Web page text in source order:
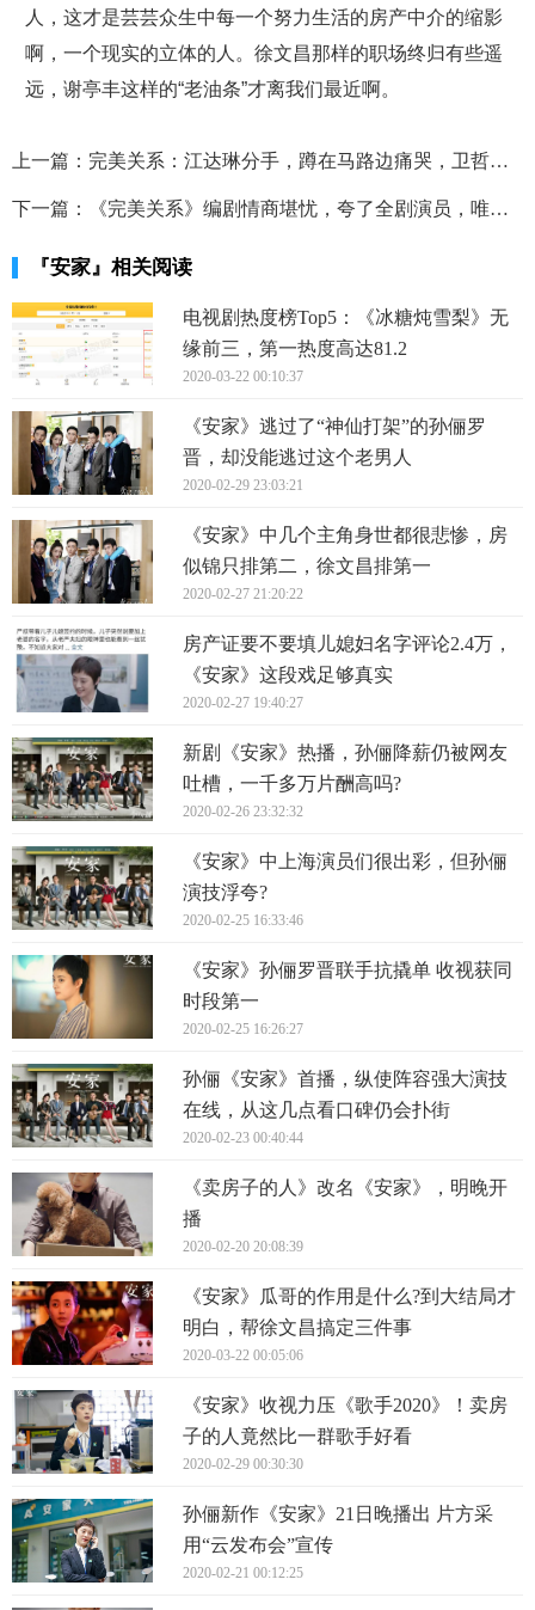
人，这才是芸芸众生中每一个努力生活的房产中介的缩影
啊，一个现实的立体的人。徐文昌那样的职场终归有些遥
远，谢亭丰这样的“老油条”才离我们最近啊。
上一篇： 完美关系：江达琳分手，蹲在马路边痛哭，卫哲赶到拥吻：去我家吧
下一篇： 《完美关系》编剧情商堪忧，夸了全剧演员，唯独漏了佟丽娅
『安家』相关阅读
电视剧热度榜Top5：《冰糖炖雪梨》无
缘前三，第一热度高达81.2
2020-03-22 00:10:37
《安家》逃过了“神仙打架”的孙俪罗
晋，却没能逃过这个老男人
2020-02-29 23:03:21
《安家》中几个主角身世都很悲惨，房
似锦只排第二，徐文昌排第一
2020-02-27 21:20:22
房产证要不要填儿媳妇名字评论2.4万，
《安家》这段戏足够真实
2020-02-27 19:40:27
新剧《安家》热播，孙俪降薪仍被网友
吐槽，一千多万片酬高吗?
2020-02-26 23:32:32
《安家》中上海演员们很出彩，但孙俪
演技浮夸?
2020-02-25 16:33:46
《安家》孙俪罗晋联手抗撬单 收视获同
时段第一
2020-02-25 16:26:27
孙俪《安家》首播，纵使阵容强大演技
在线，从这几点看口碑仍会扑街
2020-02-23 00:40:44
《卖房子的人》改名《安家》，明晚开
播
2020-02-20 20:08:39
《安家》瓜哥的作用是什么?到大结局才
明白，帮徐文昌搞定三件事
2020-03-22 00:05:06
《安家》收视力压《歌手2020》！卖房
子的人竟然比一群歌手好看
2020-02-29 00:30:30
孙俪新作《安家》21日晚播出 片方采
用“云发布会”宣传
2020-02-21 00:12:25